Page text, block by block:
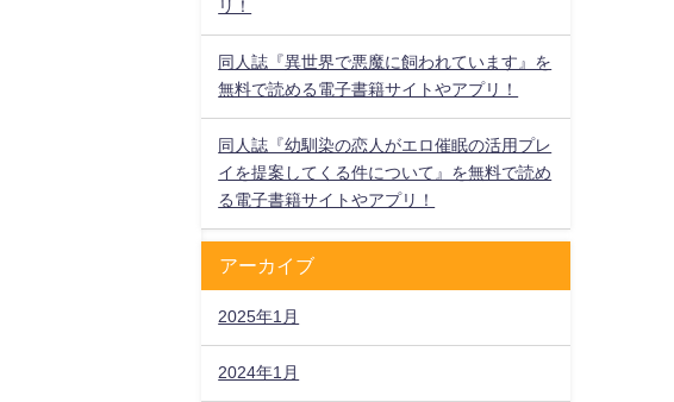
リ！
同人誌『異世界で悪魔に飼われています』を
無料で読める電子書籍サイトやアプリ！
同人誌『幼馴染の恋人がエロ催眠の活用プレ
イを提案してくる件について』を無料で読め
る電子書籍サイトやアプリ！
アーカイブ
2025年1月
2024年1月